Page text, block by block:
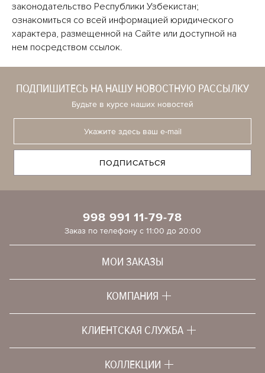
законодательство Республики Узбекистан;
ознакомиться со всей информацией юридического
характера, размещенной на Сайте или доступной на
нем посредством ссылок.
ПОДПИШИТЕСЬ НА НАШУ НОВОСТНУЮ РАССЫЛКУ
Будьте в курсе наших новостей
ПОДПИСАТЬСЯ
998 991 11-79-78
Заказ по телефону с 11:00 до 20:00
МОИ ЗАКАЗЫ
КОМПАНИЯ
История
Об интернет-магазине
КЛИЕНТСКАЯ СЛУЖБА
shop@cashmere.uz
КОЛЛЕКЦИИ
Женское